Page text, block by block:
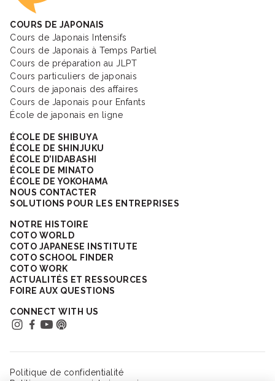
COURS DE JAPONAIS
Cours de Japonais Intensifs
Cours de Japonais à Temps Partiel
Cours de préparation au JLPT
Cours particuliers de japonais
Cours de japonais des affaires
Cours de Japonais pour Enfants
École de japonais en ligne
ÉCOLE DE SHIBUYA
ÉCOLE DE SHINJUKU
ÉCOLE D’IIDABASHI
ÉCOLE DE MINATO
ÉCOLE DE YOKOHAMA
NOUS CONTACTER
SOLUTIONS POUR LES ENTREPRISES
NOTRE HISTOIRE
COTO WORLD
COTO JAPANESE INSTITUTE
COTO SCHOOL FINDER
COTO WORK
ACTUALITÉS ET RESSOURCES
FOIRE AUX QUESTIONS
CONNECT WITH US
Politique de confidentialité